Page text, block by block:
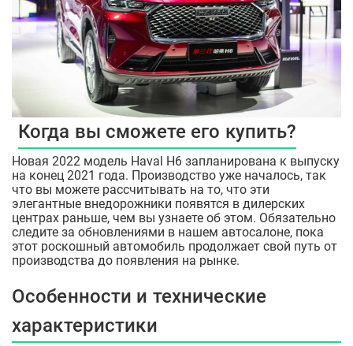
Когда вы сможете его купить?
Новая 2022 модель Haval H6 запланирована к выпуску
на конец 2021 года. Производство уже началось, так
что вы можете рассчитывать на то, что эти
элегантные внедорожники появятся в дилерских
центрах раньше, чем вы узнаете об этом. Обязательно
следите за обновлениями в нашем автосалоне, пока
этот роскошный автомобиль продолжает свой путь от
производства до появления на рынке.
Особенности и технические
характеристики